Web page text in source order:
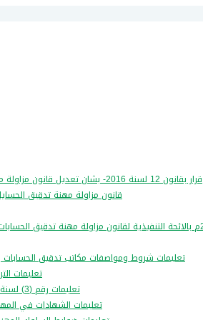
قرار بقانون 12 لسنة 2016- بشان تعديل قانون مزاولة مهنة تدقيق الحسابات
قانون مزاولة مهنة تدقيق الحسايات رقم 9
تعليمات شروط ومواصفات مكاتب تدقيق الحسابات رقم (1)
تعليمات
تعليمات رقم (3) لسنة 2026 بشأن الغرامات
تعليمات الشهادات في المهنة رقم